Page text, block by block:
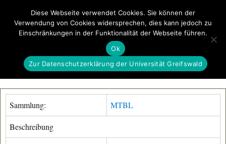
GeoGREIF MENÜ
Sammlung: MTBL
Beschreibung
Diese Webseite verwendet Cookies. Sie können der
Verwendung von Cookies widersprechen, dies kann jedoch zu
Einschränkungen in der Funktionalität der Webseite führen.
Ok
Zur Datenschutzerklärung der Universität Greifswald